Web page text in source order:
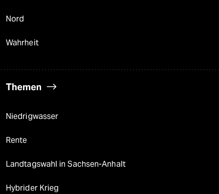
Nord
Wahrheit
Themen
Niedrigwasser
Rente
Landtagswahl in Sachsen-Anhalt
Hybrider Krieg